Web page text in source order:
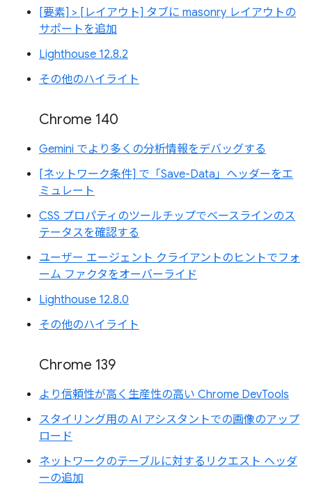
[要素] > [レイアウト] タブに masonry レイアウトの
サポートを追加
Lighthouse 12.8.2
その他のハイライト
Chrome 140
Gemini でより多くの分析情報をデバッグする
[ネットワーク条件] で「Save-Data」ヘッダーをエ
ミュレート
CSS プロパティのツールチップでベースラインのス
テータスを確認する
ユーザー エージェント クライアントのヒントでフォ
ーム ファクタをオーバーライド
Lighthouse 12.8.0
その他のハイライト
Chrome 139
より信頼性が高く生産性の高い Chrome DevTools
スタイリング用の AI アシスタントでの画像のアップ
ロード
ネットワークのテーブルに対するリクエスト ヘッダ
ーの追加